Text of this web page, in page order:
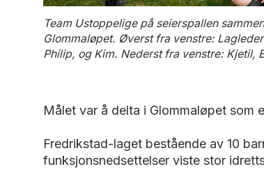
Team Ustoppelige på seierspallen
Glommaløpet. Øverst fra venstre:
Philip, og Kim. Nederst fra venstre: Kjetil,
Målet var å delta i Glommaløpet som
Fredrikstad-laget bestående av 10
funksjonsnedsettelser viste stor